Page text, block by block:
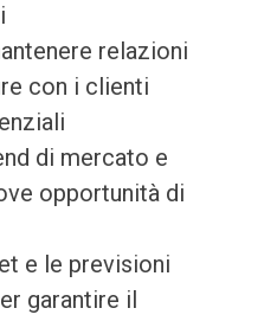
relazioni
con i clienti
di mercato e
opportunità di
e le previsioni
garantire il